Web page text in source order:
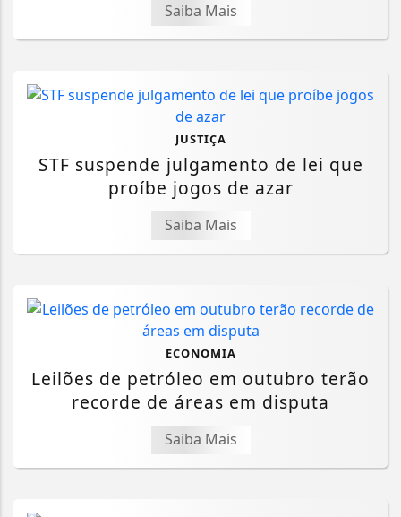
Saiba Mais
JUSTIÇA
STF suspende julgamento de lei que
proíbe jogos de azar
Saiba Mais
ECONOMIA
Leilões de petróleo em outubro terão
recorde de áreas em disputa
Saiba Mais